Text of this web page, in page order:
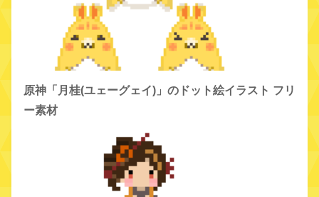
原神「月桂(ユェーグェイ)」のドット絵イラスト フリ
ー素材